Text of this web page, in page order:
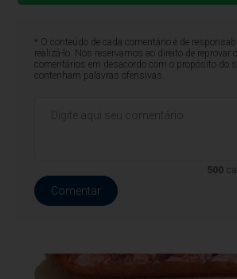
* O conteúdo de cada comentário é de
realizá-lo. Nos reservamos ao direito de reprovar
comentários em desacordo com o propósito do
contenham palavras ofensivas.
500
Comentar